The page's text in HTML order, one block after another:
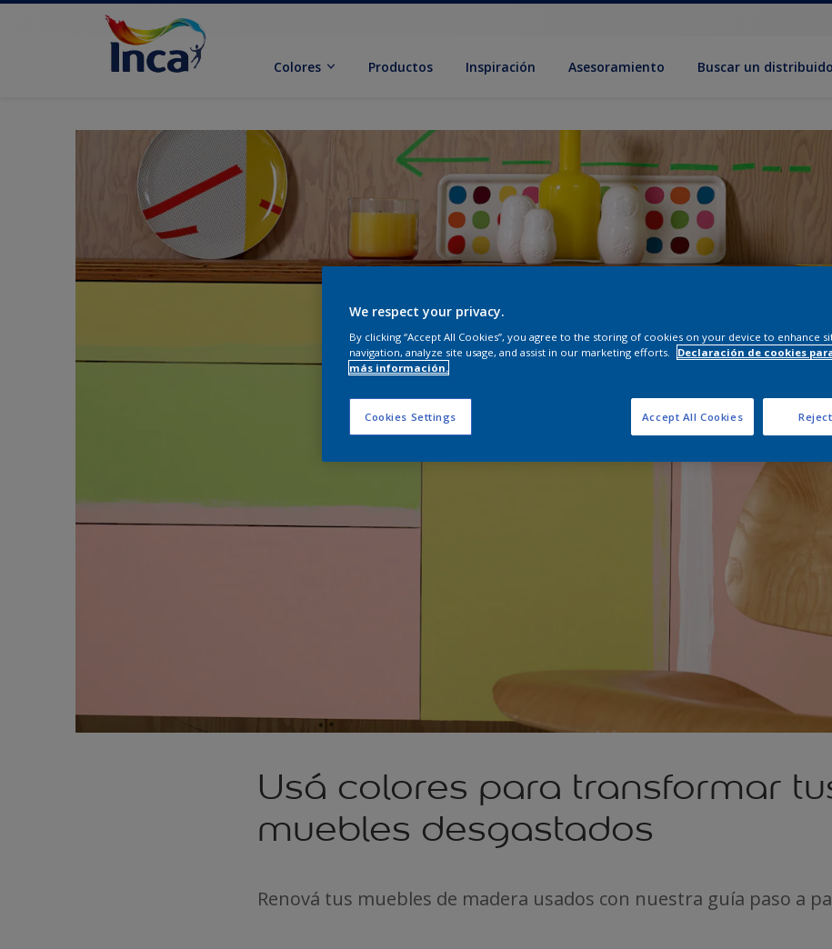
Colores Productos Inspiración Asesoramiento Buscar un
Usá colores para transformar
muebles desgastados
Renová tus muebles de madera usados con nuestra guía paso a
We respect your privacy.
By clicking “Accept All Cookies”, you agree to the storing of cookies on your device to enhance
navigation, analyze site usage, and assist in our marketing efforts.
Declaración de cookies
más información.
Cookies Settings Accept All Cookies